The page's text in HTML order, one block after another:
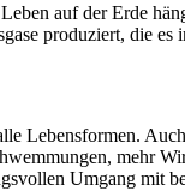
auf der Erde
produziert, die
Lebensformen.
mehr
Umgang mit